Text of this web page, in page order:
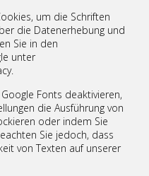
um die Schriften
die Datenerhebung und
Sie in den
unter
Fonts deaktivieren,
die Ausführung von
oder indem Sie
Sie jedoch, dass
von Texten auf unserer